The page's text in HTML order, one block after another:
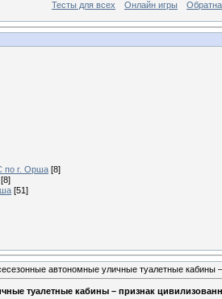
Тесты для всех
Онлайн игры
по г. Орша [8]
[8]
[51]
автономные уличные туалетные кабины
туалетные кабины – признак